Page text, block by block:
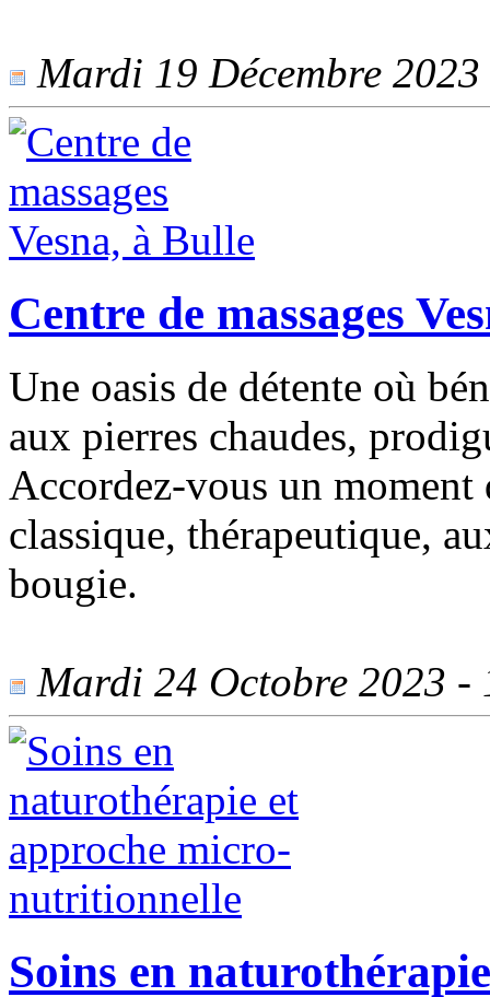
Mardi 19 Décembre
Centre de massages
Une oasis de détente où
aux pierres chaudes,
Accordez-vous un moment
classique, thérapeutique,
bougie.
Mardi 24 Octobre 2023 -
Soins en